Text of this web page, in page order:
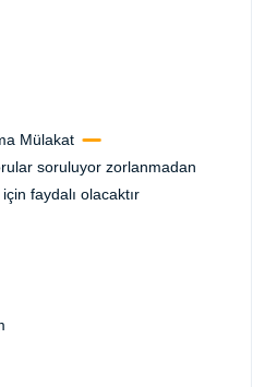
Mülakat
soruluyor zorlanmadan
faydalı olacaktır